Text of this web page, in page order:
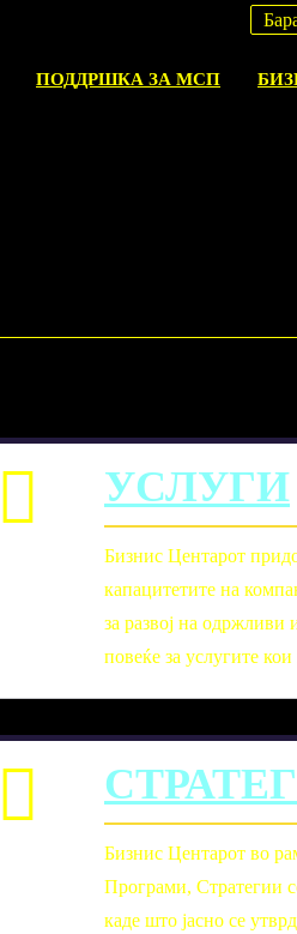
ПОДДРШКА ЗА МСП
УСЛУГИ
Бизнис Центарот
капацитетите на
за развој на
повеќе за услугите
Бизнис Центарот во
Програми, Стратегии
каде што јасно се